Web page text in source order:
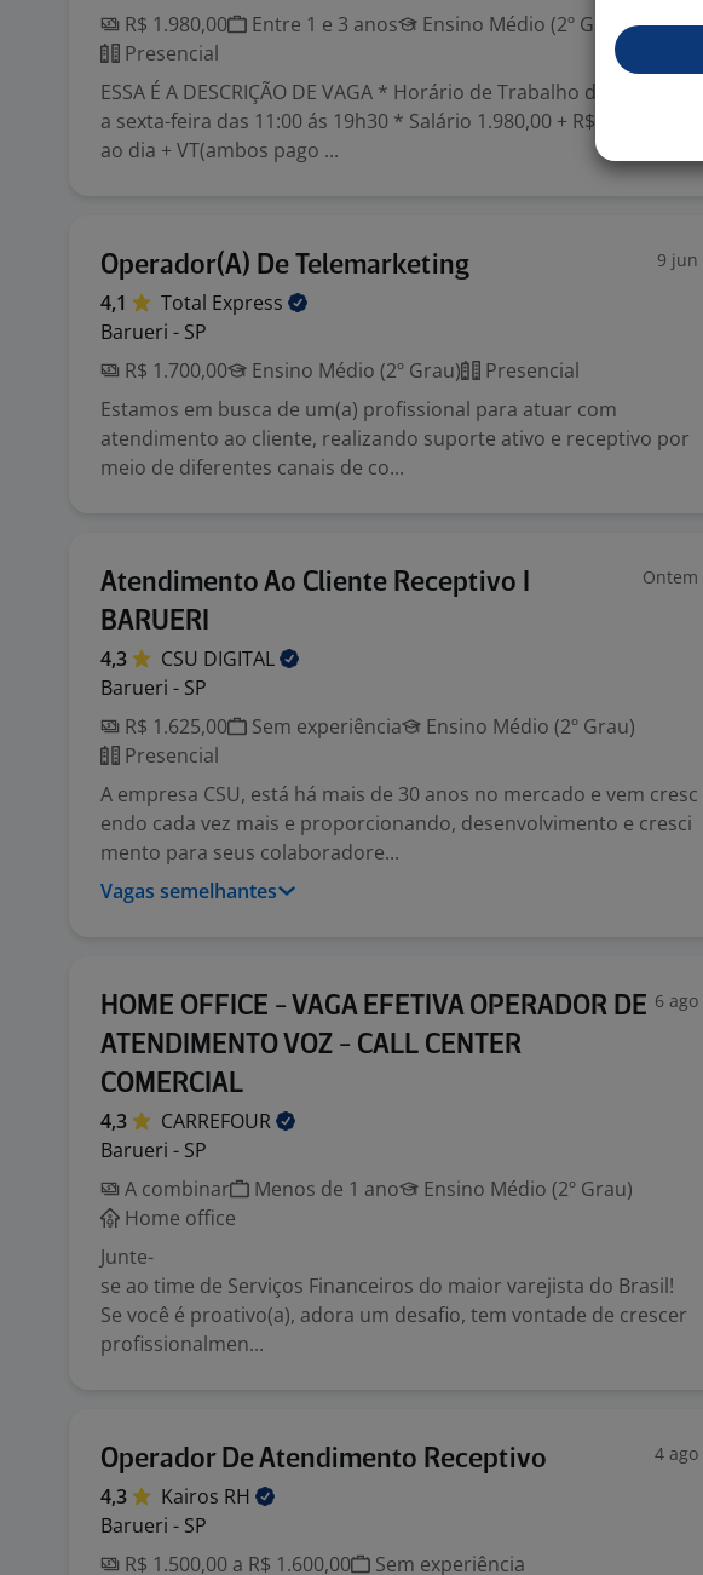
R$ 1.980,00
Entre 1 e 3 anos
Ensino Médio (2º Grau)
Presencial
ESSA É A DESCRIÇÃO DE VAGA * Horário de Trabalho de Segunda
a sexta-feira das 11:00 ás 19h30 * Salário 1.980,00 + R$ 31 de VR
ao dia + VT(ambos pago ...
Operador(A) De Telemarketing 9 jun
4,1 Total Express
Barueri - SP
R$ 1.700,00
Ensino Médio (2º Grau)
Presencial
Estamos em busca de um(a) profissional para atuar com
atendimento ao cliente, realizando suporte ativo e receptivo por
meio de diferentes canais de co...
Atendimento Ao Cliente Receptivo I
BARUERI
Ontem
4,3 CSU DIGITAL
Barueri - SP
R$ 1.625,00
Sem experiência
Ensino Médio (2º Grau)
Presencial
A empresa CSU, está há mais de 30 anos no mercado e vem cresc
endo cada vez mais e proporcionando, desenvolvimento e cresci
mento para seus colaboradore...
Vagas semelhantes
HOME OFFICE - VAGA EFETIVA OPERADOR DE
ATENDIMENTO VOZ - CALL CENTER
COMERCIAL
6 ago
4,3
CARREFOUR
Barueri - SP
A combinar
Menos de 1 ano
Ensino Médio (2º Grau)
Home office
Junte-
se ao time de Serviços Financeiros do maior varejista do Brasil!
Se você é proativo(a), adora um desafio, tem vontade de crescer
profissionalmen...
Operador De Atendimento Receptivo 4 ago
4,3 Kairos RH
Barueri - SP
R$ 1.500,00 a R$ 1.600,00
Sem experiência